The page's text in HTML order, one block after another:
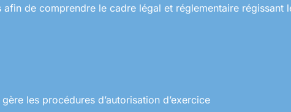
de comprendre le cadre légal et réglementaire régissant
les procédures d’autorisation d’exercice